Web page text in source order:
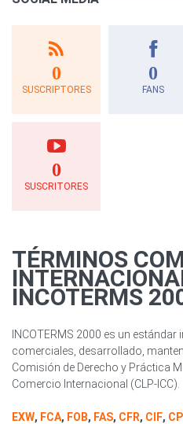
0
SUSCRIPTORES
0
FANS
0
SUSCRITORES
TÉRMINOS
INCOTERMS
INCOTERMS 2000 es un
comerciales, desarrollado,
Comisión de Derecho y Práctica
Comercio Internacional (CLP-ICC).
EXW, FCA, FOB, FAS, CFR, CIF,